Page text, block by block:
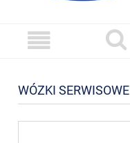
WÓZKI SERWISOWE